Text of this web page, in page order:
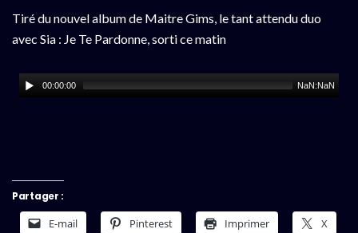
Tiré du nouvel album de Maitre Gims, le tant attendu duo
avec Sia : Je Te Pardonne, sorti ce matin
00:00:00 NaN:NaN
Partager :
E-mail Pinterest Imprimer X